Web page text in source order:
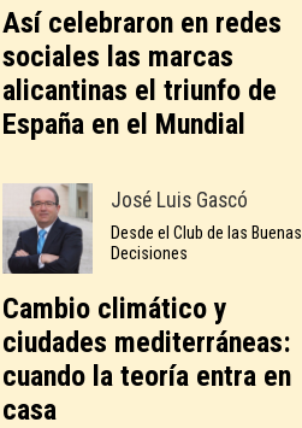
Así celebraron en redes
sociales las marcas
alicantinas el triunfo de
España en el Mundial
José Luis Gascó
Desde el Club de las Buenas
Decisiones
Cambio climático y
ciudades mediterráneas:
cuando la teoría entra en
casa